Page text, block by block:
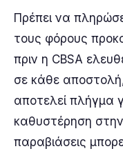
Πρέπει να
τους φόρους
πριν η CBSA
σε κάθε
αποτελεί πλήγμα
καθυστέρηση στην
παραβιάσεις